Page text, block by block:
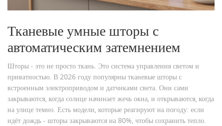
Тканевые умные шторы с
автоматическим затемнением
Шторы - это не просто ткань. Это система управления светом и
приватностью. В 2026 году популярны тканевые шторы с
встроенным электроприводом и датчиками света. Они сами
закрываются, когда солнце начинает жечь окна, и открываются, когда
на улице темно. Есть модели, которые реагируют на погоду: если
идёт дождь - шторы закрываются на 80%, чтобы сохранить тепло.